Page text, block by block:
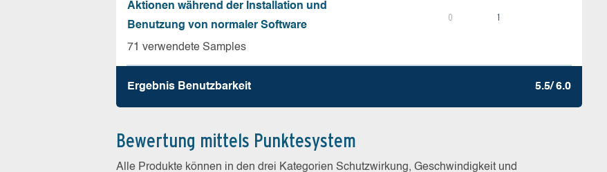
Aktionen während der Installation und
Benutzung von normaler Software
71 verwendete Samples
0 1
Ergebnis Benutz­barkeit 5.5/ 6.0
Bewertung mittels Punktesystem
Alle Produkte können in den drei Kategorien Schutzwirkung, Geschwindigkeit und